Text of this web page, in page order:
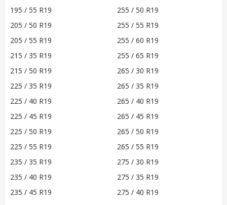
195 / 55 R19
205 / 50 R19
205 / 55 R19
215 / 35 R19
215 / 50 R19
225 / 35 R19
225 / 40 R19
225 / 45 R19
225 / 50 R19
225 / 55 R19
235 / 35 R19
235 / 40 R19
235 / 45 R19
255 / 50 R19
255 / 55 R19
255 / 60 R19
255 / 65 R19
265 / 30 R19
265 / 35 R19
265 / 40 R19
265 / 45 R19
265 / 50 R19
265 / 55 R19
275 / 30 R19
275 / 35 R19
275 / 40 R19